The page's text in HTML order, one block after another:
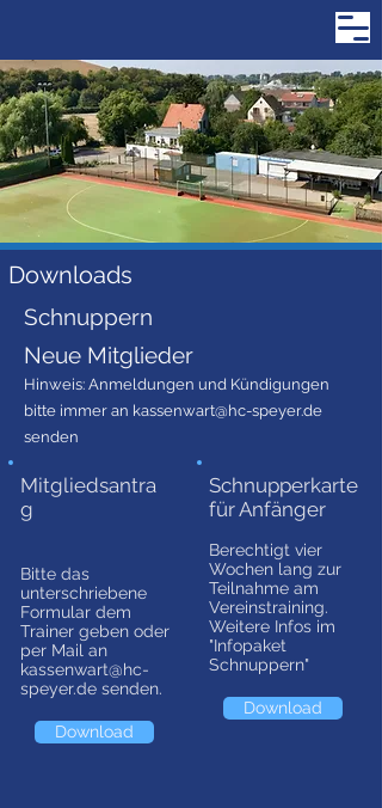
Downloads
Schnuppern
Neue Mitglieder
Hinweis: Anmeldungen und Kündigungen
bitte immer an kassenwart@hc-speyer.de
senden
Mitgliedsantra
g​
Bitte das
unterschriebene
Formular dem
Trainer geben oder
per Mail an
kassenwart@hc-
speyer.de senden.
Download
Schnupperkarte
für Anfänger
Berechtigt vier
Wochen lang zur
Teilnahme am
Vereinstraining.
Weitere Infos im
"Infopaket
Schnuppern"
Download